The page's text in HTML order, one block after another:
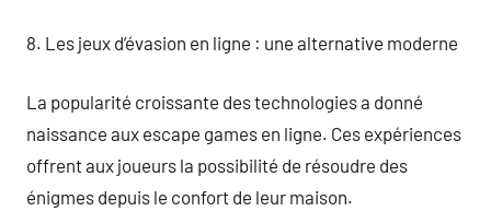
8. Les jeux d’évasion en ligne : une alternative moderne
La popularité croissante des technologies a donné
naissance aux escape games en ligne. Ces expériences
offrent aux joueurs la possibilité de résoudre des
énigmes depuis le confort de leur maison.